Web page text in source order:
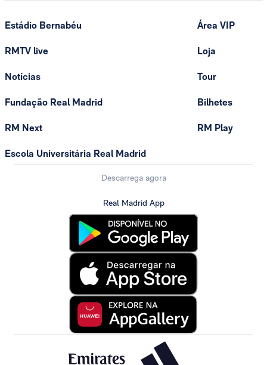
Estádio Bernabéu
RMTV live
Notícias
Fundação Real Madrid
RM Next
Escola Universitária Real Madrid
Área VIP
Loja
Tour
Bilhetes
RM Play
Descarrega agora
Real Madrid App